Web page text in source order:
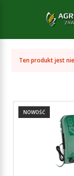
Ten produkt jest
NOWOŚĆ